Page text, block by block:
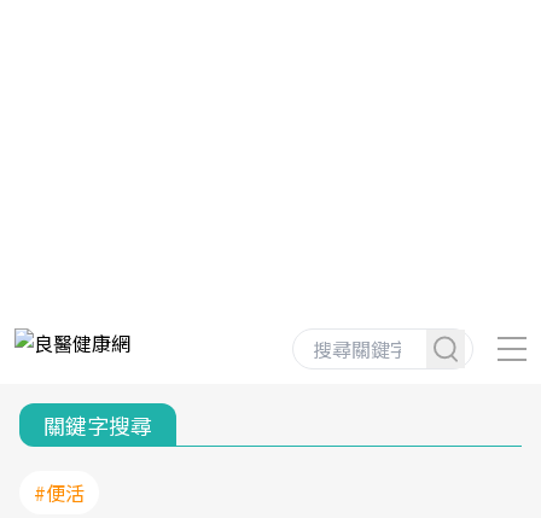
關鍵字搜尋
#便活